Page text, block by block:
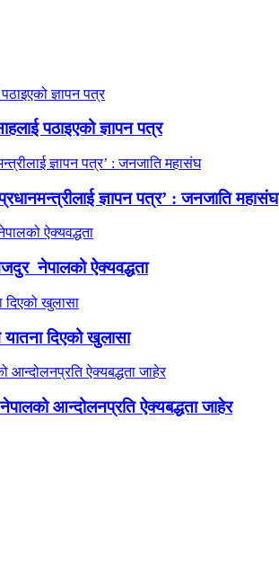
पठाइएको ज्ञापन पत्र
ज्ञापन पत्र’ : जनजाति महासंघ
नेपालको ऐक्यवद्धता
दिएको खुलासा
आन्दोलनप्रति ऐक्यबद्धता जाहेर